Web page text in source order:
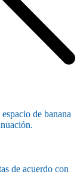
de banana
de acuerdo con